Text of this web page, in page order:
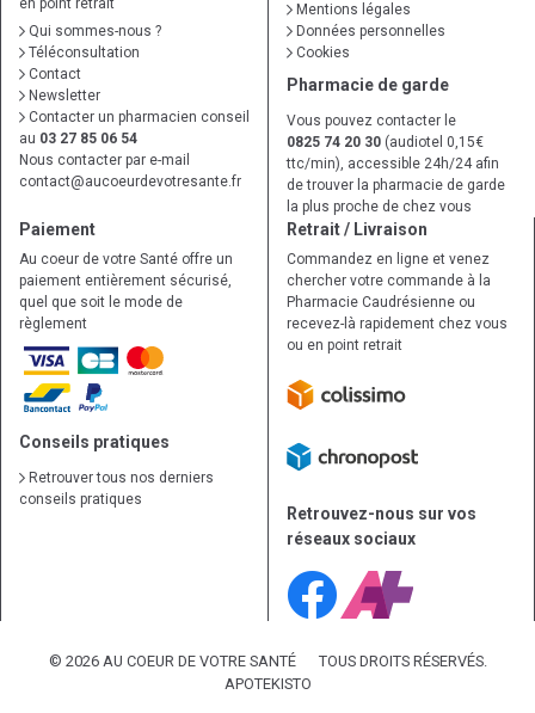
en point retrait
Qui sommes-nous ?
Téléconsultation
Contact
Newsletter
Contacter un pharmacien conseil
au 03 27 85 06 54
Nous contacter par e-mail
contact@aucoeurdevotresante.fr
Mentions légales
Données personnelles
Cookies
Pharmacie de garde
Vous pouvez contacter le
0825 74 20 30 (audiotel 0,15€
ttc/min), accessible 24h/24 afin
de trouver la pharmacie de garde
la plus proche de chez vous
Paiement
Au coeur de votre Santé offre un
paiement entièrement sécurisé,
quel que soit le mode de
règlement
Conseils pratiques
Retrouver tous nos derniers
conseils pratiques
Retrait / Livraison
Commandez en ligne et venez
chercher votre commande à la
Pharmacie Caudrésienne ou
recevez-là rapidement chez vous
ou en point retrait
Retrouvez-nous sur vos
réseaux sociaux
© 2026 AU COEUR DE VOTRE SANTÉ
TOUS DROITS RÉSERVÉS.
APOTEKISTO